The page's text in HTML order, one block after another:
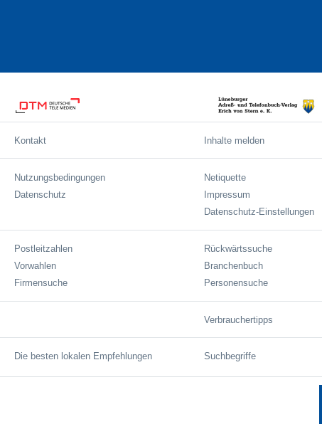
Kontakt Inhalte melden
Nutzungsbedingungen
Datenschutz
Netiquette
Impressum
Datenschutz-Einstellungen
Postleitzahlen
Vorwahlen
Firmensuche
Rückwärtssuche
Branchenbuch
Personensuche
Verbrauchertipps
Die besten lokalen Empfehlungen Suchbegriffe